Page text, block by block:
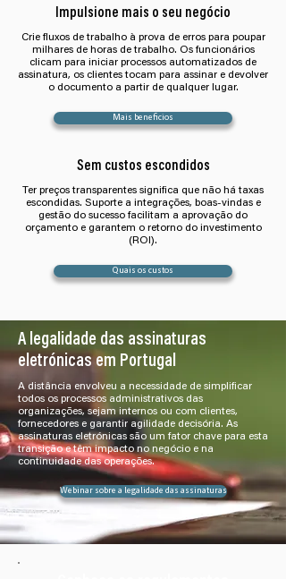
Impulsione mais o seu negócio
Crie fluxos de trabalho à prova de erros para poupar
milhares de horas de trabalho. Os funcionários
clicam para iniciar processos automatizados de
assinatura, os clientes tocam para assinar e devolver
o documento a partir de qualquer lugar.
Mais beneficios
Sem custos escondidos
Ter preços transparentes significa que não há taxas
escondidas. Suporte a integrações, boas-vindas e
gestão do sucesso facilitam a aprovação do
orçamento e garantem o retorno do investimento
(ROI).
Quais os custos
A legalidade das assinaturas
eletrónicas em Portugal
A distância envolveu a necessidade de simplificar
todos os processos administrativos das
organizações, sejam internos ou com clientes,
fornecedores e garantir agilidade decisória. As
assinaturas eletrónicas são um fator chave para esta
transição e têm impacto no negócio e na
continuidade das operações.
Webinar sobre a legalidade das assinaturas